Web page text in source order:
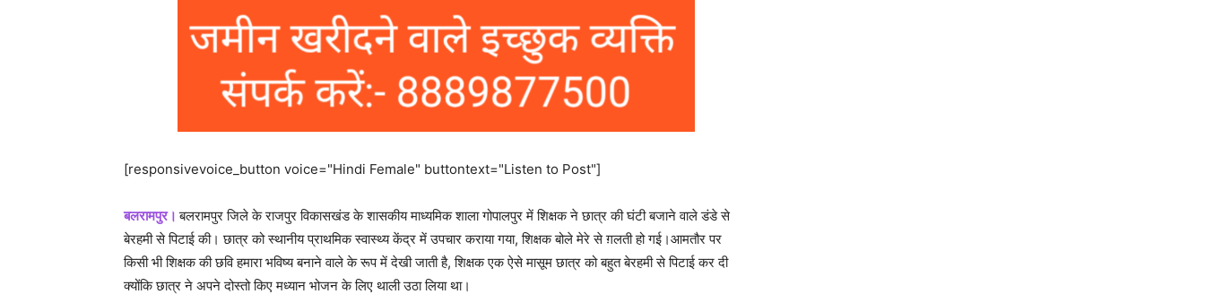
[responsivevoice_button voice="Hindi Female" buttontext="Listen to Post"]
बलरामपुर।बलरामपुर जिले के राजपुर विकासखंड के शासकीय माध्यमिक शाला गोपालपुर में शिक्षक ने छात्र की घंटी बजाने वाले डंडे से
बेरहमी से पिटाई की। छात्र को स्थानीय प्राथमिक स्वास्थ्य केंद्र में उपचार कराया गया, शिक्षक बोले मेरे से ग़लती हो गई।आमतौर पर
किसी भी शिक्षक की छवि हमारा भविष्य बनाने वाले के रूप में देखी जाती है, शिक्षक एक ऐसे मासूम छात्र को बहुत बेरहमी से पिटाई कर दी
क्योंकि छात्र ने अपने दोस्तो किए मध्यान भोजन के लिए थाली उठा लिया था।